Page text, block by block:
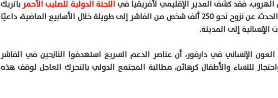
الهروب، فقد كشف المدير الإقليمي لأفريقيا في اللجنة الدولية للصليب الأحمر باتريك
يوسف، في مقابلة مع العربية والحدث، عن نزوح نحو 250 ألف شخص من الفاشر إلى طويلة خلال الأسابيع الماضية، داعيًا
إلى المدينة.
الإنساني في دارفور، أن عناصر الدعم السريع استهدفوا النازحين في الفاشر
للنساء والأطفال كرهائن، مطالبة المجتمع الدولي بالتحرك العاجل لوقف هذه